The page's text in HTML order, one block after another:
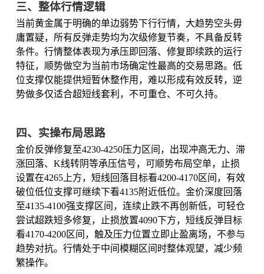
三、整体行情逻辑
当前黄金属于明确的单边弱势下行行情，大趋势空头毋
庸置疑，所有反弹走势均为次级修复节奏，不具备反转
条件。行情整体表现为承压即回落、修复即续跌的运行
特征，顺势做空为当前市场确定性最高的交易思路。低
位支撑仅能提供短暂休整作用，难以形成有效反转，逆
势做多仅适合超短线套利，不可重仓、不可久持。
四、实操布局思路
金价反弹修复至4230-4250压力区间，出现冲高无力、滞
涨回落、K线转阴等承压信号，可顺势布局空单，止损
设置在4265上方，短线回落目标看4200-4170区间，有效
破位低位支撑可继续下看4135附近低位。金价深度回落
至4135-4100强支撑区间，连续止跌不再创新低，可轻仓
尝试超跌短多修复，止损放置4090下方，短线反弹目标
看4170-4200区间，触及压力位置立即止盈离场，不参与
趋势对抗。行情处于中间模糊区间时整体观望，减少频
繁操作。